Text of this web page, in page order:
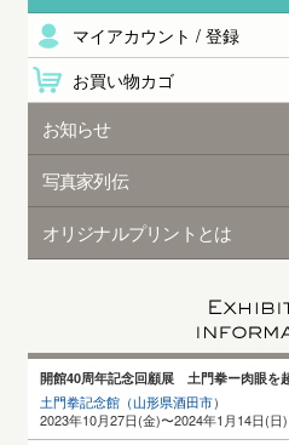
マイアカウント / 登録
お買い物カゴ
お知らせ
写真家列伝
オリジナルプリントとは
開館40周年記念回顧展 土門拳ー肉眼を
土門拳記念館（山形県酒田市）
2023年10月27日(金)〜2024年1月14日(日)